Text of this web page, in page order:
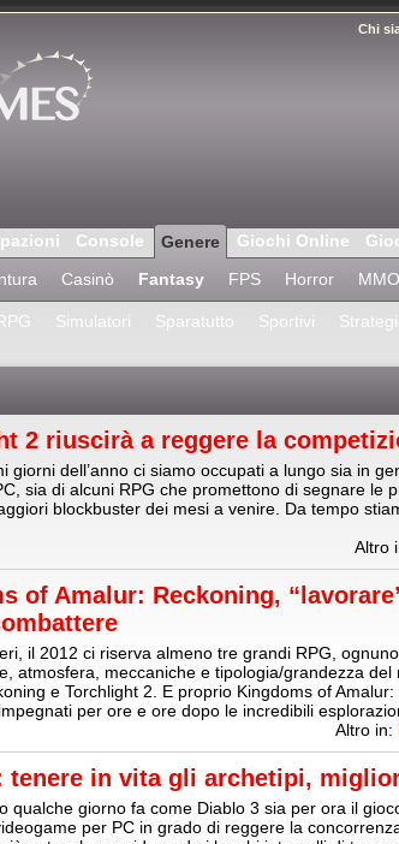
Chi
Console Genere Giochi Online
Casinò Fantasy FPS Horror MMO
Simulatori Sparatutto Sportivi
2 riuscirà a reggere la
giorni dell’anno ci siamo occupati a lungo sia in
sia di alcuni RPG che promettono di segnare le
blockbuster dei mesi a venire. Da tempo
Altro
of Amalur: Reckoning,
il 2012 ci riserva almeno tre grandi RPG,
atmosfera, meccaniche e tipologia/grandezza
e Torchlight 2. E proprio Kingdoms of
per ore e ore dopo le incredibili
Altro in:
tenere in vita gli archetipi,
qualche giorno fa come Diablo 3 sia per ora il
per PC in grado di reggere la